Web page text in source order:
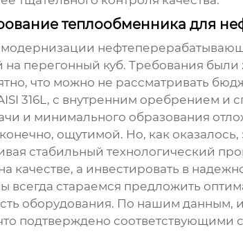
теплообменника для
модернизации
перегонный куб. Требования
что можно не рассматривать
316L, с внутренним оребрением и
и минимального образования
ощутимой. Но, как
стабильный технологический
качестве, а инвестировать в
стараемся предложить
оборудования. По нашим данным,
подтверждено соответствующими